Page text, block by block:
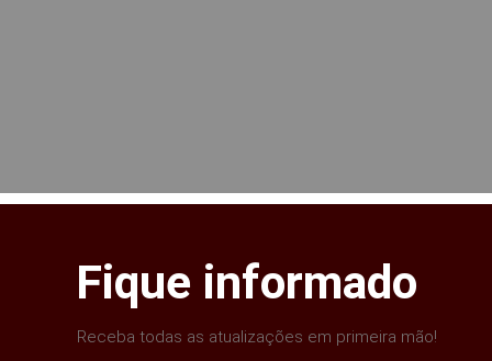
Fique informado
Receba todas as atualizações em primeira mão!